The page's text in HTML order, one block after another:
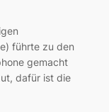
führte zu den
gemacht
dafür ist die